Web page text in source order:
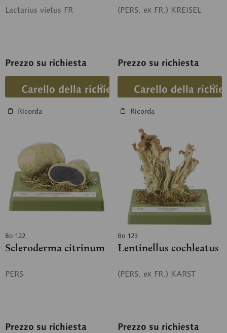
Lactarius vietus FR
Prezzo su richiesta
Carello della richiesta
Ricorda
(PERS. ex FR.) KREISEL
Prezzo su richiesta
Carello della
Ricorda
Bo 122
Scleroderma citrinum
PERS
Prezzo su richiesta
Bo 123
Lentinellus cochleatus
(PERS. ex FR.) KARST
Prezzo su richiesta